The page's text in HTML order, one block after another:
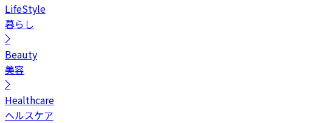
LifeStyle
暮らし
Beauty
美容
Healthcare
ヘルスケア